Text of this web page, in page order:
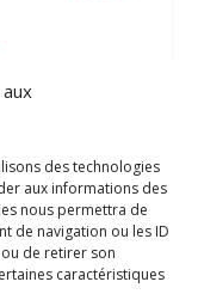
des technologies
aux informations des
nous permettra de
de navigation ou les ID
de retirer son
caractéristiques